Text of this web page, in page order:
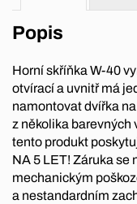
Popis
Horní skříňka W-40
otvírací a uvnitř má
namontovat dvířka
z několika barevných
tento produkt
NA 5 LET! Záruka se
mechanickým
a nestandardním